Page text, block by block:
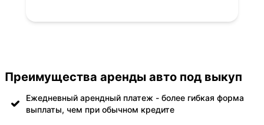
Преимущества аренды авто под выкуп
Ежедневный арендный платеж - более гибкая форма
выплаты, чем при обычном кредите